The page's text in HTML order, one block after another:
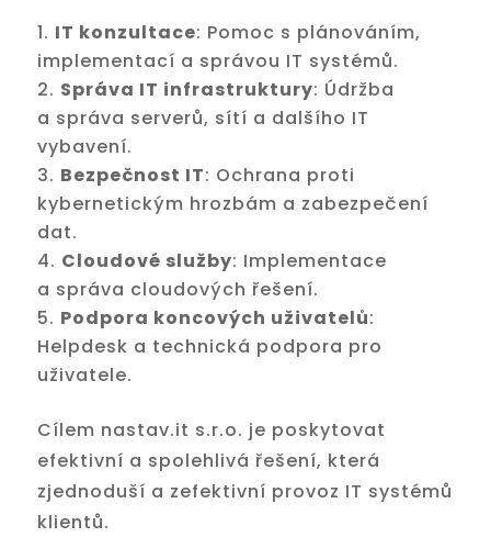
IT konzultace: Pomoc s plánováním,
implementací a správou IT systémů.
Správa IT infrastruktury: Údržba
a správa serverů, sítí a dalšího IT
vybavení.
Bezpečnost IT: Ochrana proti
kybernetickým hrozbám a zabezpečení
dat.
Cloudové služby: Implementace
a správa cloudových řešení.
Podpora koncových uživatelů:
Helpdesk a technická podpora pro
uživatele.
Cílem nastav.it s.r.o. je poskytovat
efektivní a spolehlivá řešení, která
zjednoduší a zefektivní provoz IT systémů
klientů.